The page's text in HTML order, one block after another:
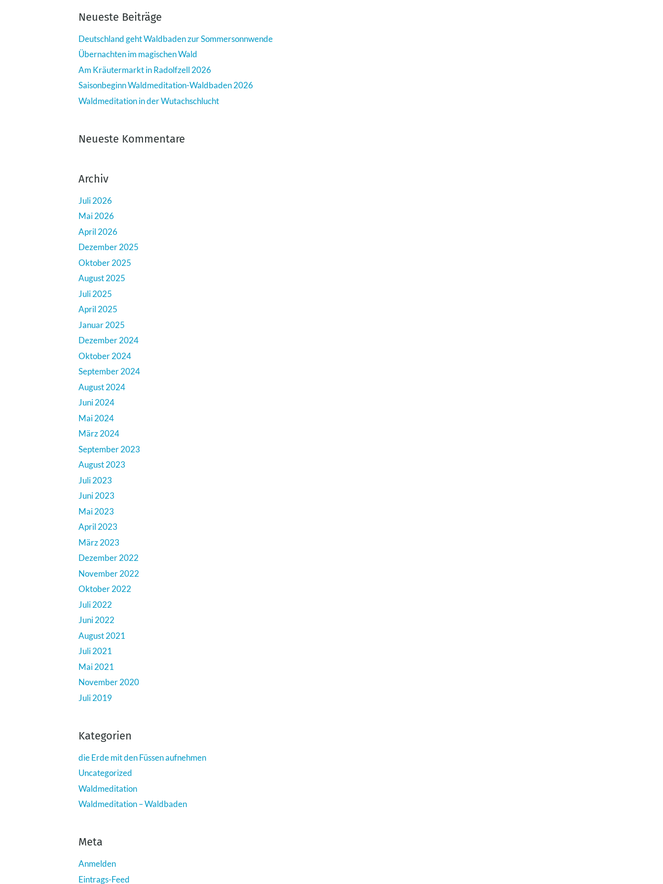
Neueste Beiträge
Deutschland geht Waldbaden zur Sommersonnwende
Übernachten im magischen Wald
Am Kräutermarkt in Radolfzell 2026
Saisonbeginn Waldmeditation-Waldbaden 2026
Waldmeditation in der Wutachschlucht
Neueste Kommentare
Archiv
Juli 2026
Mai 2026
April 2026
Dezember 2025
Oktober 2025
August 2025
Juli 2025
April 2025
Januar 2025
Dezember 2024
Oktober 2024
September 2024
August 2024
Juni 2024
Mai 2024
März 2024
September 2023
August 2023
Juli 2023
Juni 2023
Mai 2023
April 2023
März 2023
Dezember 2022
November 2022
Oktober 2022
Juli 2022
Juni 2022
August 2021
Juli 2021
Mai 2021
November 2020
Juli 2019
Kategorien
die Erde mit den Füssen aufnehmen
Uncategorized
Waldmeditation
Waldmeditation – Waldbaden
Meta
Anmelden
Eintrags-Feed